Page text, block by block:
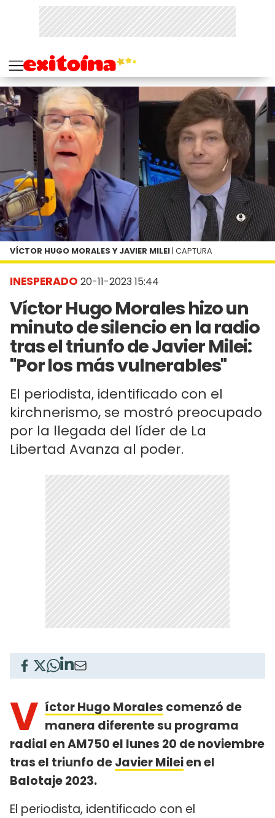
INESPERADO 20-11-2023 15:44
Víctor Hugo Morales hizo un
minuto de silencio en la radio
tras el triunfo de Javier Milei:
"Por los más vulnerables"
El periodista, identificado con el
kirchnerismo, se mostró preocupado
por la llegada del líder de La
Libertad Avanza al poder.
VÍCTOR HUGO MORALES Y JAVIER MILEI | CAPTURA
V íctor Hugo Morales comenzó de
manera diferente su programa
radial en AM750 el lunes 20 de noviembre
tras el triunfo deJavier Mileien el
Balotaje 2023.
El periodista, identificado con el